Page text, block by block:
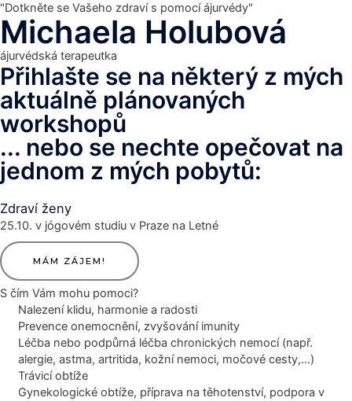
"Dotkněte se Vašeho zdraví s pomocí ájurvédy"
Michaela Holubová
ájurvédská terapeutka
Přihlašte se na některý z mých
aktuálně plánovaných
workshopů
... nebo se nechte opečovat na
jednom z mých pobytů:
Zdraví ženy
25.10. v jógovém studiu v Praze na Letné
MÁM ZÁJEM!
S čím Vám mohu pomoci?
Nalezení klidu, harmonie a radosti
Prevence onemocnění, zvyšování imunity
Léčba nebo podpůrná léčba chronických nemocí (např.
alergie, astma, artritida, kožní nemoci, močové cesty,…)
Trávicí obtíže
Gynekologické obtíže, příprava na těhotenství, podpora v